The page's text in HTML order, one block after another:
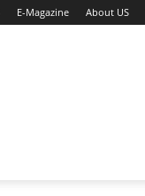
E-Magazine About US